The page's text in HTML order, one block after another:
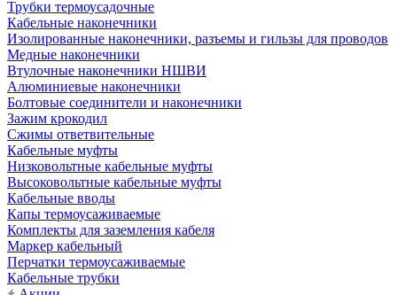
Трубки термоусадочные
Кабельные наконечники
Изолированные наконечники, разъемы и гильзы для проводов
Медные наконечники
Втулочные наконечники НШВИ
Алюминиевые наконечники
Болтовые соединители и наконечники
Зажим крокодил
Сжимы ответвительные
Кабельные муфты
Низковольтные кабельные муфты
Высоковольтные кабельные муфты
Кабельные вводы
Капы термоусаживаемые
Комплекты для заземления кабеля
Маркер кабельный
Перчатки термоусаживаемые
Кабельные трубки